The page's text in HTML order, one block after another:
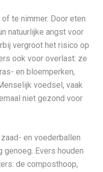
te nimmer. Door eten
natuurlijke angst voor
vergroot het risico op
ook voor overlast: ze
en bloemperken,
voedsel, vaak
niet gezond voor
en voederballen
Evers houden
de composthoop,